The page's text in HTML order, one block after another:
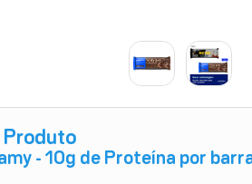
Produto
- 10g de Proteína por